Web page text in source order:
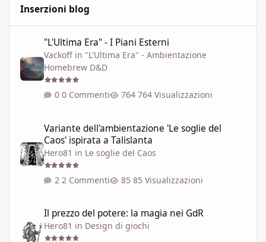
Inserzioni blog
"L'Ultima Era" - I Piani Esterni
Vackoff in "L'Ultima Era" - Ambientazione
Homebrew D&D
0 Commenti 764 Visualizzazioni
Variante dell'ambientazione 'Le soglie del
Caos' ispirata a Talislanta
Hero81 in Le soglie del Caos
2 Commenti 85 Visualizzazioni
Il prezzo del potere: la magia nei GdR
Hero81 in Design di giochi